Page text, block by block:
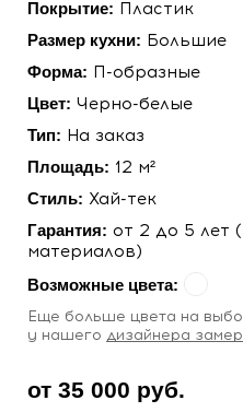
Покрытие: Пластик
Размер кухни: Большие
Форма: П-образные
Цвет: Черно-белые
Тип: На заказ
Площадь: 12 м²
Стиль: Хай-тек
Гарантия: от 2 до 5 лет
материалов)
Возможные цвета:
Eще больше цвета на
у нашего дизайнера
от 35 000 руб.